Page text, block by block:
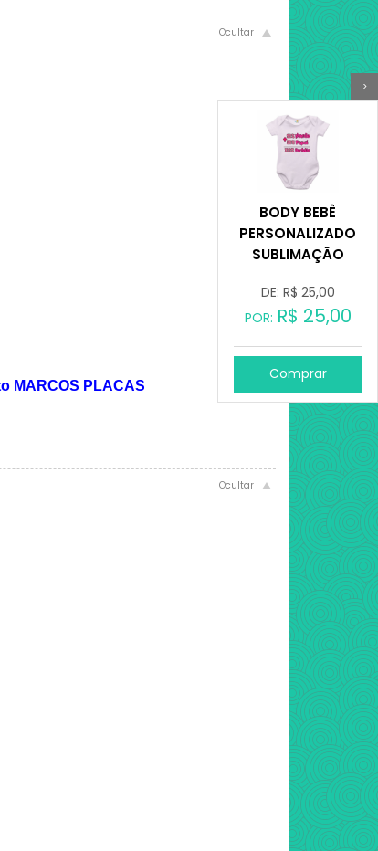
>
BODY BEBÊ
PERSONALIZADO
SUBLIMAÇÃO
DE: R$ 25,00
POR: R$ 25,00
Comprar
MARCOS PLACAS